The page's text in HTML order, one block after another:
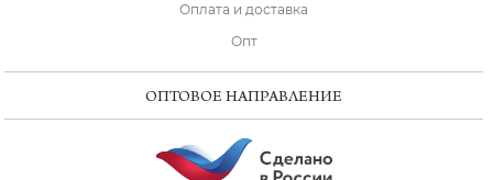
Оплата и доставка
Опт
ОПТОВОЕ НАПРАВЛЕНИЕ